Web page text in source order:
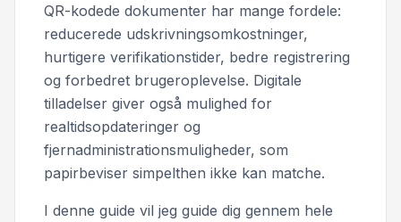
QR-kodede dokumenter har mange fordele:
reducerede udskrivningsomkostninger,
hurtigere verifikationstider, bedre registrering
og forbedret brugeroplevelse. Digitale
tilladelser giver også mulighed for
realtidsopdateringer og
fjernadministrationsmuligheder, som
papirbeviser simpelthen ikke kan matche.
I denne guide vil jeg guide dig gennem hele